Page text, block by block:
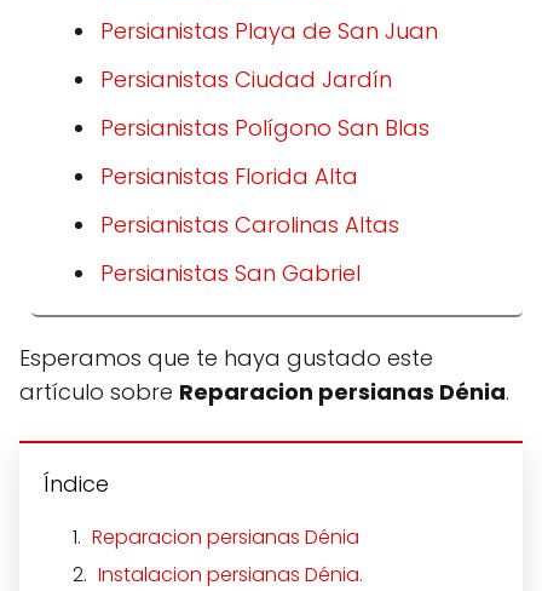
Persianistas Playa de San Juan
Persianistas Ciudad Jardín
Persianistas Polígono San Blas
Persianistas Florida Alta
Persianistas Carolinas Altas
Persianistas San Gabriel
Esperamos que te haya gustado este
artículo sobre Reparacion persianas Dénia.
Índice
Reparacion persianas Dénia
Instalacion persianas Dénia.